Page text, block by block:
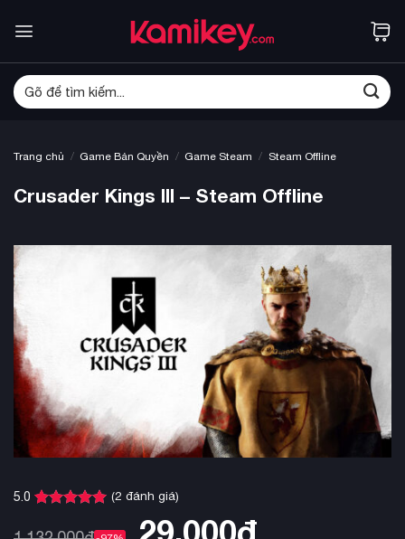
qua
dung
Tìm
kiếm:
Trang chủ / Game Bản Quyền / Game Steam / Steam Offline
Crusader Kings III – Steam Offline
5.0
dựa trên
(2 đánh giá)
29,000₫